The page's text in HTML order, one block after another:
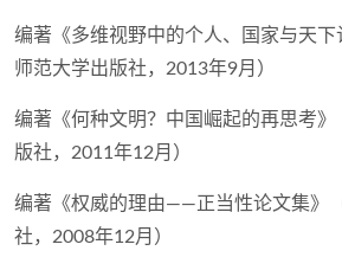
编著《多维视野中的个人、国家与天
师范大学出版社，2013年9月）
编著《何种文明？中国崛起的再思考
版社，2011年12月）
编著《权威的理由——正当性论文集》
社，2008年12月）